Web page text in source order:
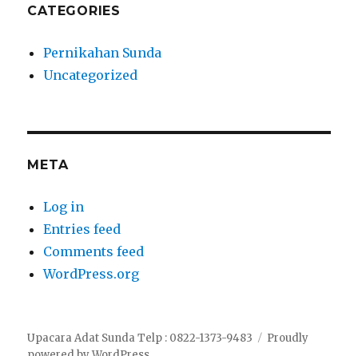
CATEGORIES
Pernikahan Sunda
Uncategorized
META
Log in
Entries feed
Comments feed
WordPress.org
Upacara Adat Sunda Telp : 0822-1373-9483
Proudly